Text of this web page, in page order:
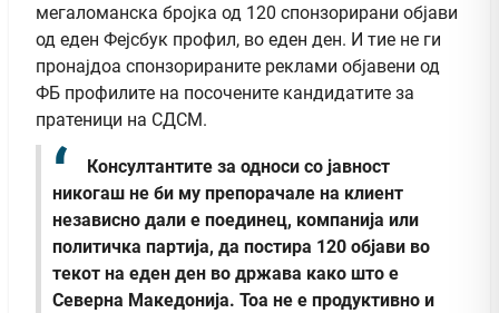
мегаломанска бројка од 120 спонзорирани објави
од еден Фејсбук профил, во еден ден. И тие не ги
пронајдоа спонзорираните реклами објавени од
ФБ профилите на посочените кандидатите за
пратеници на СДСМ.
Консултантите за односи со јавност
никогаш не би му препорачале на клиент
независно дали е поединец, компанија или
политичка партија, да постира 120 објави во
текот на еден ден во држава како што е
Северна Македонија. Тоа не е продуктивно и